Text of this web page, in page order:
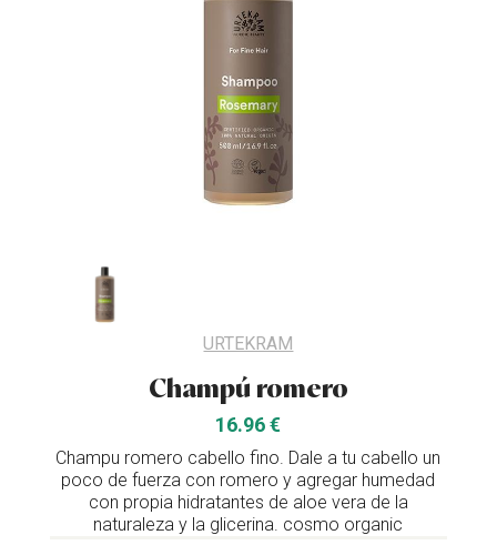
URTEKRAM
Champú romero
16.96 €
Champu romero cabello fino. Dale a tu cabello un
poco de fuerza con romero y agregar humedad
con propia hidratantes de aloe vera de la
naturaleza y la glicerina. cosmo organic